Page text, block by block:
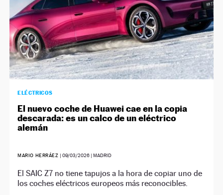
ELÉCTRICOS
El nuevo coche de Huawei cae en la copia
descarada: es un calco de un eléctrico
alemán
MARIO HERRÁEZ | 09/03/2026| MADRID
El SAIC Z7 no tiene tapujos a la hora de copiar uno de
los coches eléctricos europeos más reconocibles.